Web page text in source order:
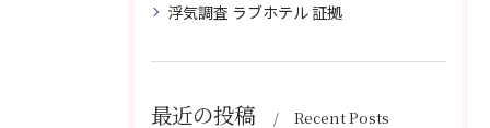
浮気調査 ラブホテル 証拠
最近の投稿 Recent Posts